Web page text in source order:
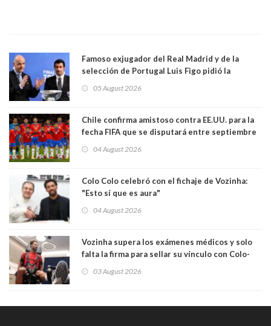
Famoso exjugador del Real Madrid y de la
selección de Portugal Luis Figo pidió la
comportamiento más bajo y cobarde que he
05 August 2026
Chile confirma amistoso contra EE.UU. para la
fecha FIFA que se disputará entre septiembre
04 August 2026
Colo Colo celebró con el fichaje de Vozinha:
"Esto sí que es aura"
04 August 2026
Vozinha supera los exámenes médicos y solo
falta la firma para sellar su vínculo con Colo-
03 August 2026